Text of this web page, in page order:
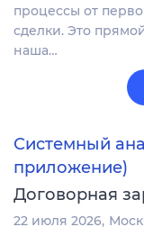
процессы от
сделки. Это
наша…
Системный
приложение)
Договорная
22 июля 2026